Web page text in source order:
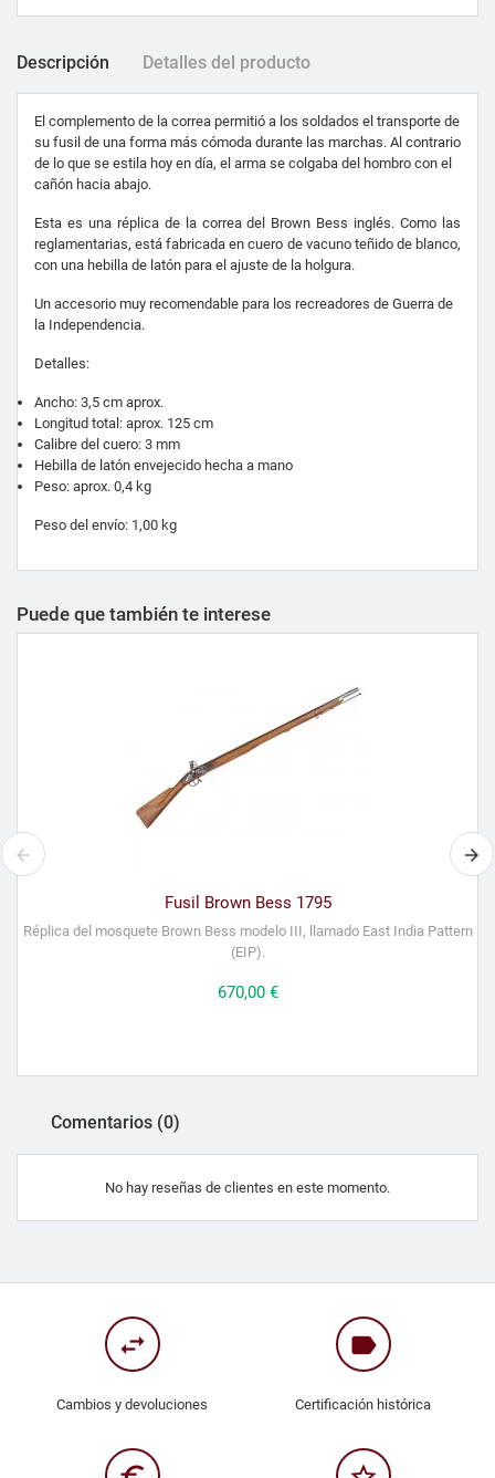
Descripción Detalles del producto
El complemento de la correa permitió a los soldados el transporte de
su fusil de una forma más cómoda durante las marchas. Al contrario
de lo que se estila hoy en día, el arma se colgaba del hombro con el
cañón hacia abajo.
Esta es una réplica de la correa del Brown Bess inglés. Como las
reglamentarias, está fabricada en cuero de vacuno teñido de blanco,
con una hebilla de latón para el ajuste de la holgura.
Un accesorio muy recomendable para los recreadores de Guerra de
la Independencia.
Detalles:
Ancho: 3,5 cm aprox.
Longitud total: aprox. 125 cm
Calibre del cuero: 3 mm
Hebilla de latón envejecido hecha a mano
Peso: aprox. 0,4 kg
Peso del envío: 1,00 kg
Puede que también te interese
Fusil Brown Bess 1795
Réplica del mosquete Brown Bess modelo III, llamado East India Pattern
(EIP).
Precio
670,00 €
Comentarios (0)
No hay reseñas de clientes en este momento.
swap_horiz
Cambios y devoluciones
label
Certificación histórica